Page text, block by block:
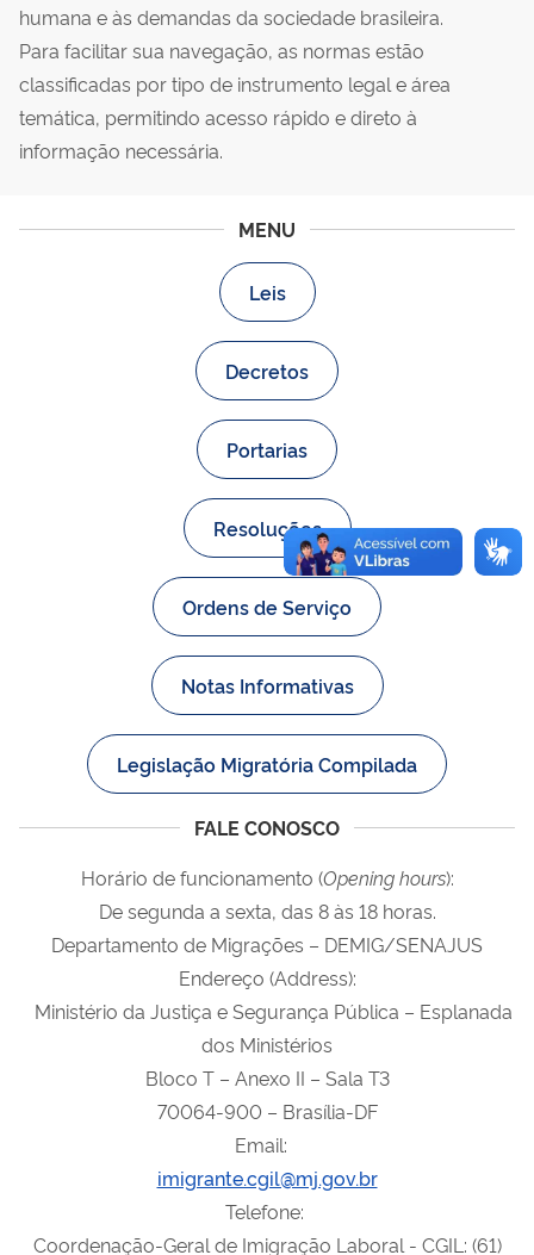
humana e às demandas da sociedade brasileira.
Para facilitar sua navegação, as normas estão
classificadas por tipo de instrumento legal e área
temática, permitindo acesso rápido e direto à
informação necessária.
MENU
Leis
Decretos
Portarias
Resoluções
Ordens de Serviço
Notas Informativas
Legislação Migratória Compilada
FALE CONOSCO
Horário de funcionamento (Opening hours):
De segunda a sexta, das 8 às 18 horas.
Departamento de Migrações – DEMIG/SENAJUS
Endereço (Address):
Ministério da Justiça e Segurança Pública – Esplanada
dos Ministérios
Bloco T – Anexo II – Sala T3
70064-900 – Brasília-DF
Email:
imigrante.cgil@mj.gov.br
Telefone:
Coordenação-Geral de Imigração Laboral - CGIL: (61)